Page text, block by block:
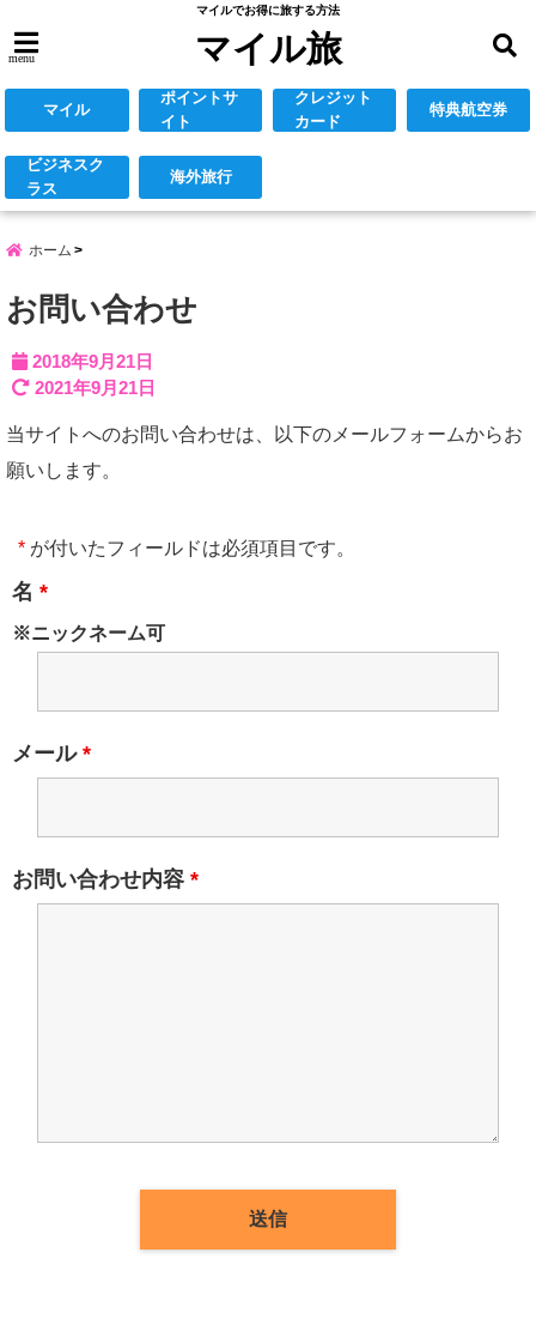
マイルでお得に旅する方法
menu マイル旅
マイル
ポイントサ
イト
クレジット
カード
特典航空券
ビジネスク
ラス
海外旅行
ホーム
お問い合わせ
2018年9月21日
2021年9月21日
当サイトへのお問い合わせは、以下のメールフォームからお
願いします。
* が付いたフィールドは必須項目です。
名 *
※ニックネーム可
メール *
お問い合わせ内容 *